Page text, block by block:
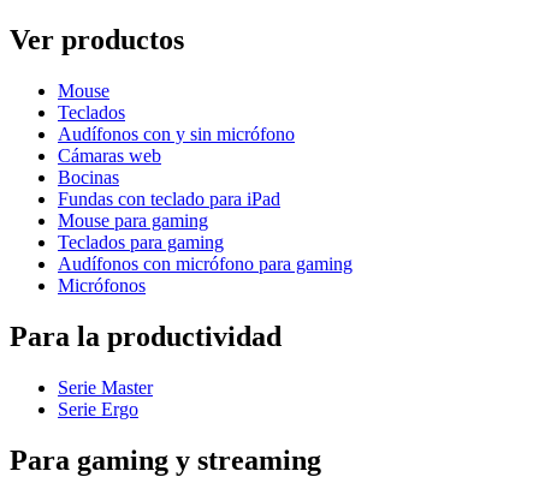
Ver productos
Mouse
Teclados
Audífonos con y sin micrófono
Cámaras web
Bocinas
Fundas con teclado para iPad
Mouse para gaming
Teclados para gaming
Audífonos con micrófono para gaming
Micrófonos
Para la productividad
Serie Master
Serie Ergo
Para gaming y streaming